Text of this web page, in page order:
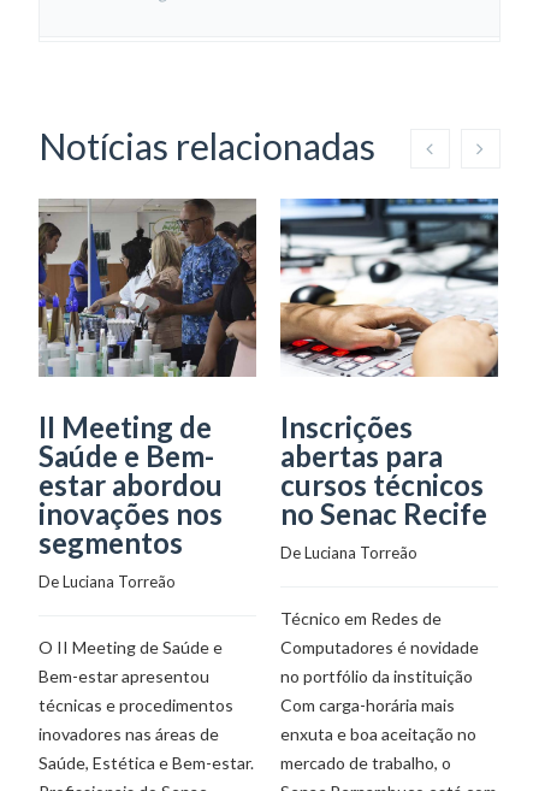
Notícias relacionadas
II Meeting de
Saúde e Bem-
estar abordou
inovações nos
segmentos
De Luciana Torreão
O II Meeting de Saúde e
Bem-estar apresentou
técnicas e procedimentos
inovadores nas áreas de
Saúde, Estética e Bem-estar.
Inscrições
abertas para
cursos técnicos
no Senac Recife
De Luciana Torreão
Técnico em Redes de
Computadores é novidade
no portfólio da instituição
Com carga-horária mais
enxuta e boa aceitação no
mercado de trabalho, o